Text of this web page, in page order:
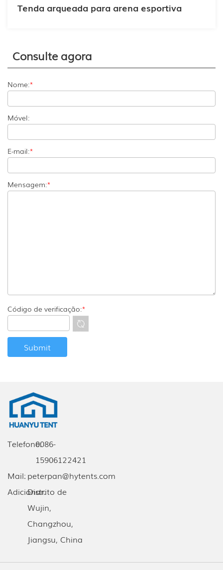
Tenda arqueada para arena esportiva
Consulte agora
Nome:*
Móvel:
E-mail:*
Mensagem:*
Código de verificação:*
Adicionar:Distrito de
Wujin,
Changzhou,
Jiangsu, China
Telefone:0086-
15906122421
Mail: peterpan@hytents.com